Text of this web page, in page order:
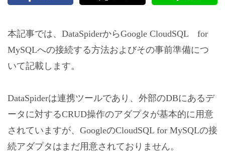
本記事では、DataSpiderからGoogle CloudSQL for
MySQLへの接続する方法およびその事前準備につ
いて記載します。
DataSpiderは連携ツールであり、外部のDBにあるデ
ータに対するCRUD操作のアダプタが基本的に用意
されていますが、GoogleのCloudSQL for MySQLの接
続アダプタはまだ用意されておりません。